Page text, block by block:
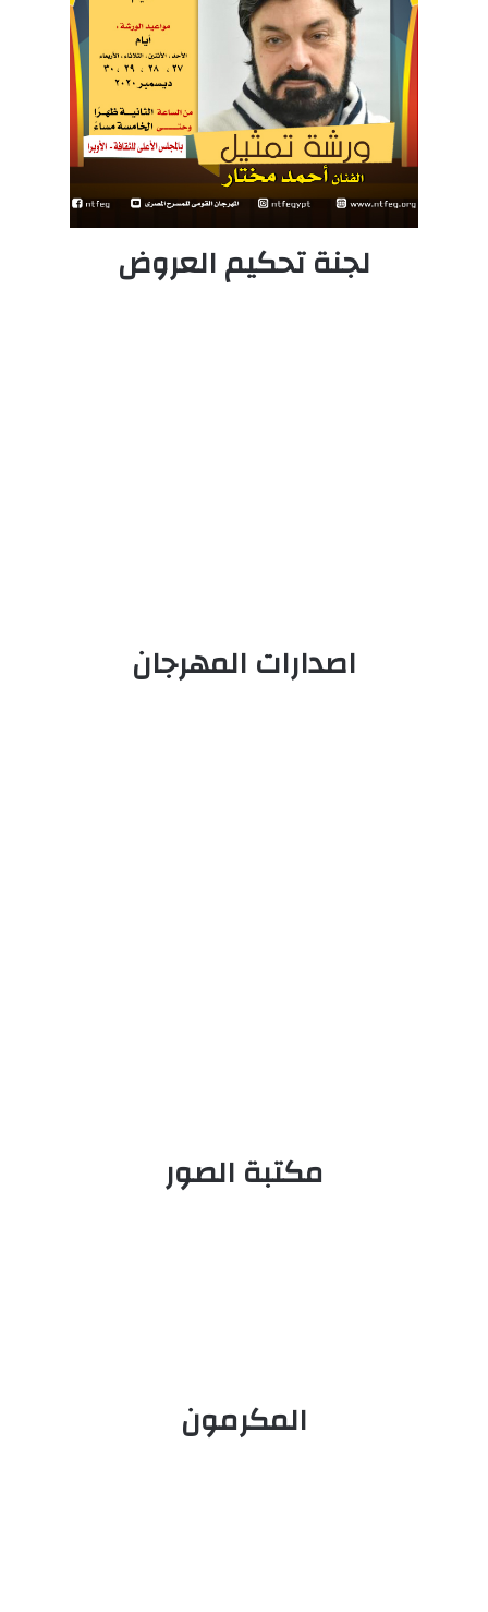
لجنة تحكيم العروض
اصدارات المهرجان
مكتبة الصور
المكرمون